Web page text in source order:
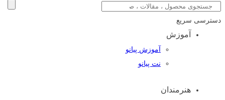
دسترسی سریع
آموزش
آموزش پیانو
نت پیانو
هنرمندان